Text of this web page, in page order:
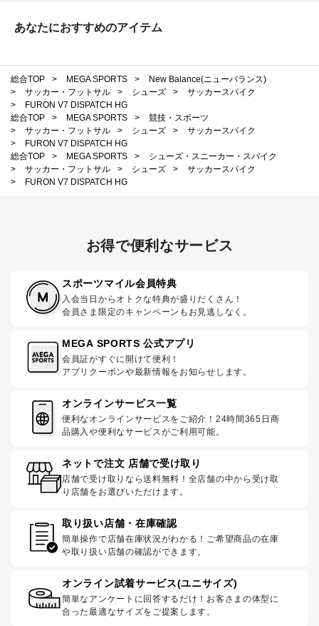
あなたにおすすめのアイテム
総合TOP > MEGA SPORTS >
New Balance(ニューバランス)
>
サッカー・フットサル > シューズ >
サッカースパイク
>
FURON V7 DISPATCH HG
総合TOP
> MEGA SPORTS >
競技・スポーツ
>
サッカー・フットサル > シューズ >
サッカースパイク
>
FURON V7 DISPATCH HG
総合TOP
> MEGA SPORTS >
シューズ・スニーカー・スパイク
>
サッカー・フットサル > シューズ >
サッカースパイク
>
FURON V7 DISPATCH HG
お得で便利なサービス
スポーツマイル会員特典
入会当日からオトクな特典が盛りだくさん！
会員さま限定のキャンペーンもお見逃しなく。
MEGA SPORTS 公式アプリ
会員証がすぐに開けて便利！
アプリクーポンや最新情報をお知らせします。
オンラインサービス一覧
便利なオンラインサービスをご紹介！24時間365日商
品購入や便利なサービスがご利用可能。
ネットで注文 店舗で受け取り
店舗で受け取りなら送料無料！全店舗の中から受け取
り店舗をお選びいただけます。
取り扱い店舗・在庫確認
簡単操作で店舗在庫状況がわかる！ご希望商品の在庫
や取り扱い店舗の確認ができます。
オンライン試着サービス(ユニサイズ)
簡単なアンケートに回答するだけ！お客さまの体型に
合った最適なサイズをご提案します。